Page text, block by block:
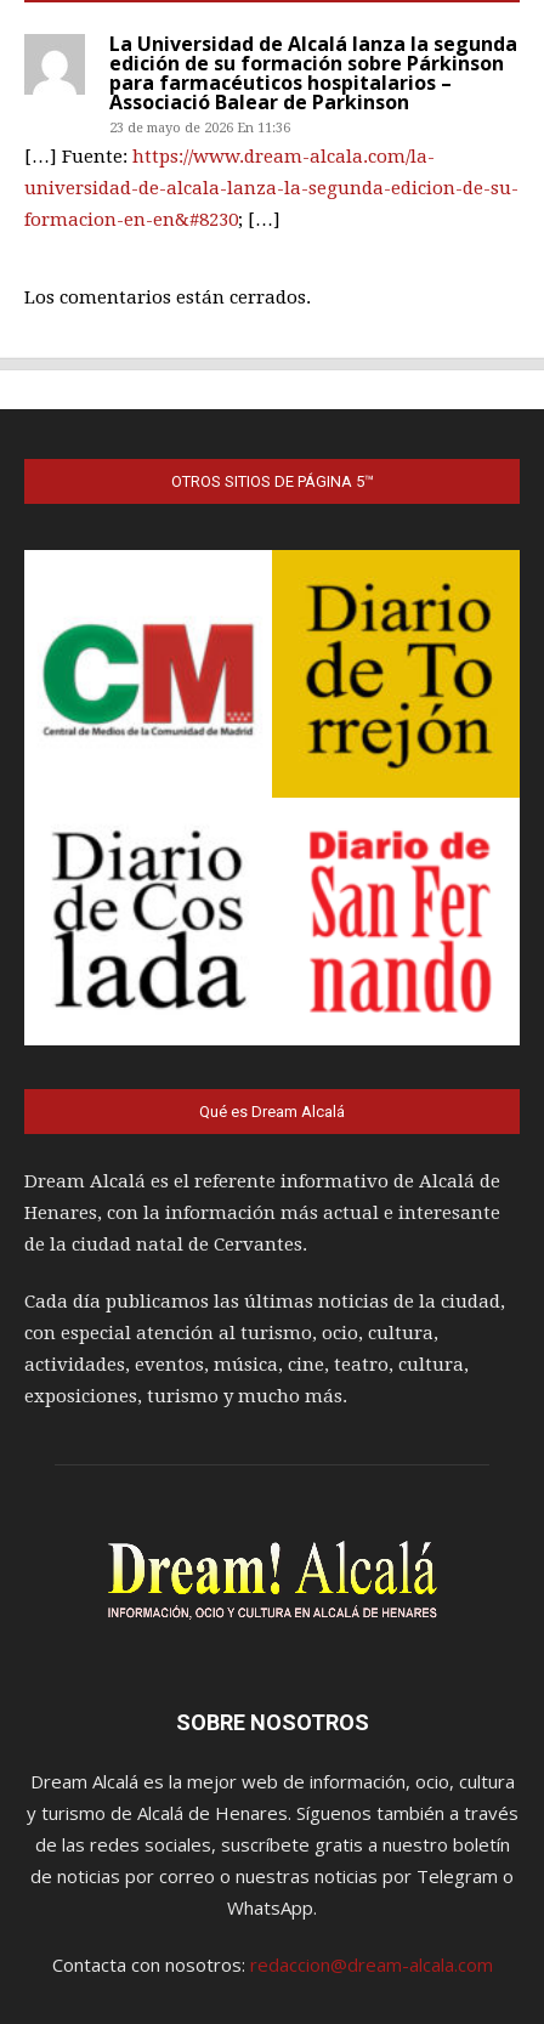
OTROS SITIOS DE PÁGINA 5™
Qué es Dream Alcalá
Dream Alcalá es el referente informativo de Alcalá de
Henares, con la información más actual e interesante
de la ciudad natal de Cervantes.
Cada día publicamos las últimas noticias de la ciudad,
con especial atención al turismo, ocio, cultura,
actividades, eventos, música, cine, teatro, cultura,
exposiciones, turismo y mucho más.
SOBRE NOSOTROS
Dream Alcalá es la mejor web de información, ocio, cultura
y turismo de Alcalá de Henares. Síguenos también a través
de las redes sociales, suscríbete gratis a nuestro boletín
de noticias por correo o nuestras noticias por Telegram o
WhatsApp.
Contacta con nosotros: redaccion@dream-alcala.com